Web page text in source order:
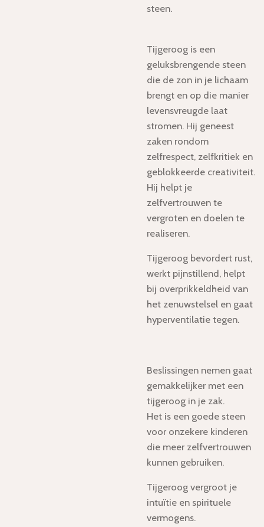
steen.
Tijgeroog is een
geluksbrengende steen
die de zon in je lichaam
brengt en op die manier
levensvreugde laat
stromen. Hij geneest
zaken rondom
zelfrespect, zelfkritiek en
geblokkeerde creativiteit.
Hij helpt je
zelfvertrouwen te
vergroten en doelen te
realiseren.
Tijgeroog bevordert rust,
werkt pijnstillend, helpt
bij overprikkeldheid van
het zenuwstelsel en gaat
hyperventilatie tegen.
Beslissingen nemen gaat
gemakkelijker met een
tijgeroog in je zak.
Het is een goede steen
voor onzekere kinderen
die meer zelfvertrouwen
kunnen gebruiken.
Tijgeroog vergroot je
intuïtie en spirituele
vermogens.